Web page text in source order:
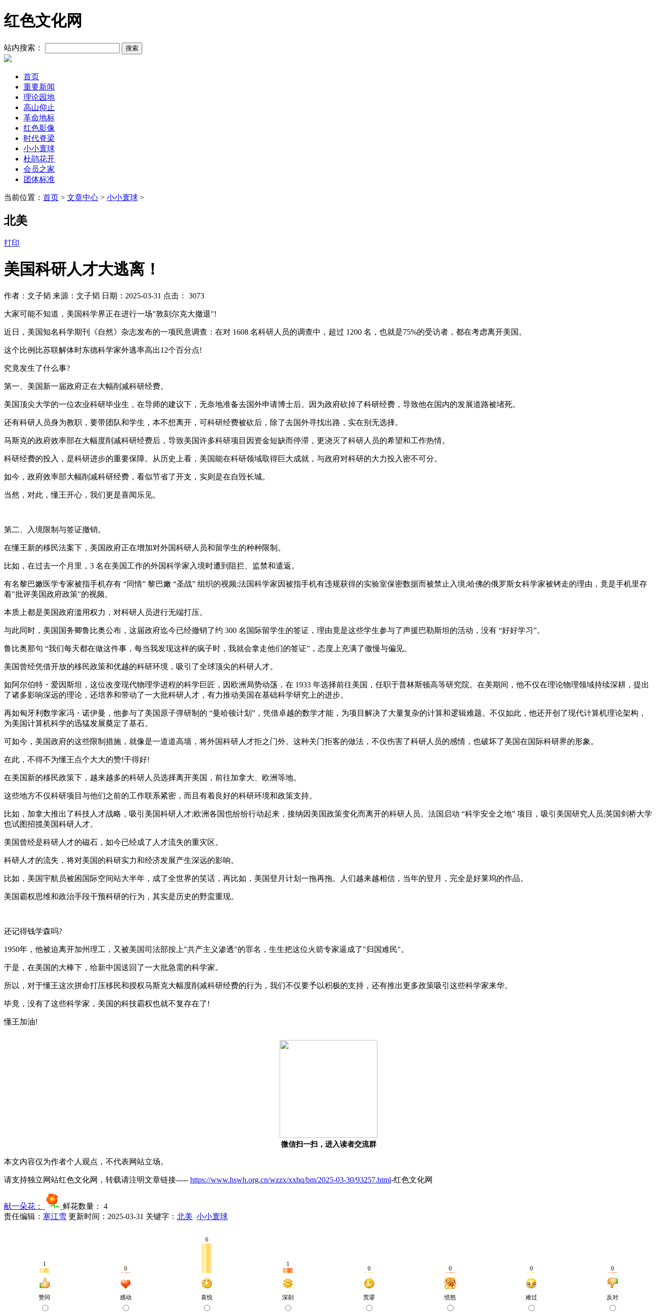
红色文化网
站内搜索：
首页
重要新闻
理论园地
高山仰止
革命地标
红色影像
时代脊梁
小小寰球
杜鹃花开
会员之家
团体标准
当前位置： 首页 > 文章中心 > 小小寰球 >
北美
打印
美国科研人才大逃离！
作者：文子韬 来源：文子韬 日期：2025-03-31 点击： 3073
大家可能不知道，美国科学界正在进行一场"敦刻尔克大撤退"!
近日，美国知名科学期刊《自然》杂志发布的一项民意调查：在对 1608 名科研人员的调查中，超过 1200 名，也就是75%的受访者，都在考虑离开美国。
这个比例比苏联解体时东德科学家外逃率高出12个百分点!
究竟发生了什么事?
第一、美国新一届政府正在大幅削减科研经费。
美国顶尖大学的一位农业科研毕业生，在导师的建议下，无奈地准备去国外申请博士后。因为政府砍掉了科研经费，导致他在国内的发展道路被堵死。
还有科研人员身为教职，要带团队和学生，本不想离开，可科研经费被砍后，除了去国外寻找出路，实在别无选择。
马斯克的政府效率部在大幅度削减科研经费后，导致美国许多科研项目因资金短缺而停滞，更浇灭了科研人员的希望和工作热情。
科研经费的投入，是科研进步的重要保障。从历史上看，美国能在科研领域取得巨大成就，与政府对科研的大力投入密不可分。
如今，政府效率部大幅削减科研经费，看似节省了开支，实则是在自毁长城。
当然，对此，懂王开心，我们更是喜闻乐见。
第二、入境限制与签证撤销。
在懂王新的移民法案下，美国政府正在增加对外国科研人员和留学生的种种限制。
比如，在过去一个月里，3 名在美国工作的外国科学家入境时遭到阻拦、监禁和遣返。
有名黎巴嫩医学专家被指手机存有 “同情” 黎巴嫩 “圣战” 组织的视频;法国科学家因被指手机有违规获得的实验室保密数据而被禁止入境;哈佛的俄罗斯女科学家被铐走的理由，竟是手机里存
着"批评美国政府政策"的视频。
本质上都是美国政府滥用权力，对科研人员进行无端打压。
与此同时，美国国务卿鲁比奥公布，这届政府迄今已经撤销了约 300 名国际留学生的签证，理由竟是这些学生参与了声援巴勒斯坦的活动，没有 “好好学习”。
鲁比奥那句 “我们每天都在做这件事，每当我发现这样的疯子时，我就会拿走他们的签证”，态度上充满了傲慢与偏见。
美国曾经凭借开放的移民政策和优越的科研环境，吸引了全球顶尖的科研人才。
如阿尔伯特・爱因斯坦，这位改变现代物理学进程的科学巨匠，因欧洲局势动荡，在 1933 年选择前往美国，任职于普林斯顿高等研究院。在美期间，他不仅在理论物理领域持续深耕，提出
了诸多影响深远的理论，还培养和带动了一大批科研人才，有力推动美国在基础科学研究上的进步。
再如匈牙利数学家冯・诺伊曼，他参与了美国原子弹研制的 “曼哈顿计划”，凭借卓越的数学才能，为项目解决了大量复杂的计算和逻辑难题。不仅如此，他还开创了现代计算机理论架构，
为美国计算机科学的迅猛发展奠定了基石。
可如今，美国政府的这些限制措施，就像是一道道高墙，将外国科研人才拒之门外。这种关门拒客的做法，不仅伤害了科研人员的感情，也破坏了美国在国际科研界的形象。
在此，不得不为懂王点个大大的赞!干得好!
在美国新的移民政策下，越来越多的科研人员选择离开美国，前往加拿大、欧洲等地。
这些地方不仅科研项目与他们之前的工作联系紧密，而且有着良好的科研环境和政策支持。
比如，加拿大推出了科技人才战略，吸引美国科研人才;欧洲各国也纷纷行动起来，接纳因美国政策变化而离开的科研人员。法国启动 “科学安全之地” 项目，吸引美国研究人员;英国剑桥大学
也试图招揽美国科研人才。
美国曾经是科研人才的磁石，如今已经成了人才流失的重灾区。
科研人才的流失，将对美国的科研实力和经济发展产生深远的影响。
比如，美国宇航员被困国际空间站大半年，成了全世界的笑话，再比如，美国登月计划一拖再拖。人们越来越相信，当年的登月，完全是好莱坞的作品。
美国霸权思维和政治手段干预科研的行为，其实是历史的野蛮重现。
还记得钱学森吗?
1950年，他被迫离开加州理工，又被美国司法部按上"共产主义渗透"的罪名，生生把这位火箭专家逼成了"归国难民"。
于是，在美国的大棒下，给新中国送回了一大批急需的科学家。
所以，对于懂王这次拼命打压移民和授权马斯克大幅度削减科研经费的行为，我们不仅要予以积极的支持，还有推出更多政策吸引这些科学家来华。
毕竟，没有了这些科学家，美国的科技霸权也就不复存在了!
懂王加油!
微信扫一扫，进入读者交流群
本文内容仅为作者个人观点，不代表网站立场。
请支持独立网站红色文化网，转载请注明文章链接----- https://www.hswh.org.cn/wzzx/xxhq/bm/2025-03-30/93257.html-红色文化网
献一朵花： 鲜花数量： 4
责任编辑： 寒江雪 更新时间：2025-03-31 关键字： 北美 小小寰球